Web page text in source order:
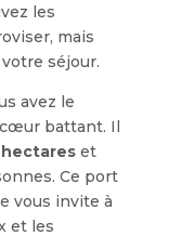
les
mais
séjour.
avez le
battant. Il
et
Ce port
vous invite à
et les